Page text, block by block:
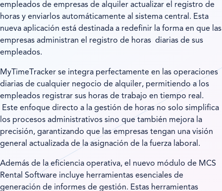
empleados de empresas de alquiler actualizar el registro de
horas y enviarlos automáticamente al sistema central. Esta
nueva aplicación está destinada a redefinir la forma en que las
empresas administran el registro de horas diarias de sus
empleados.
MyTimeTracker se integra perfectamente en las operaciones
diarias de cualquier negocio de alquiler, permitiendo a los
empleados registrar sus horas de trabajo en tiempo real.
Este enfoque directo a la gestión de horas no solo simplifica
los procesos administrativos sino que también mejora la
precisión, garantizando que las empresas tengan una visión
general actualizada de la asignación de la fuerza laboral.
Además de la eficiencia operativa, el nuevo módulo de MCS
Rental Software incluye herramientas esenciales de
generación de informes de gestión. Estas herramientas